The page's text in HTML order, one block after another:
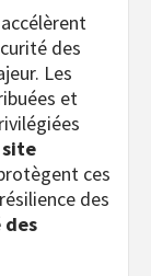
des
Les
et
site
ces
des